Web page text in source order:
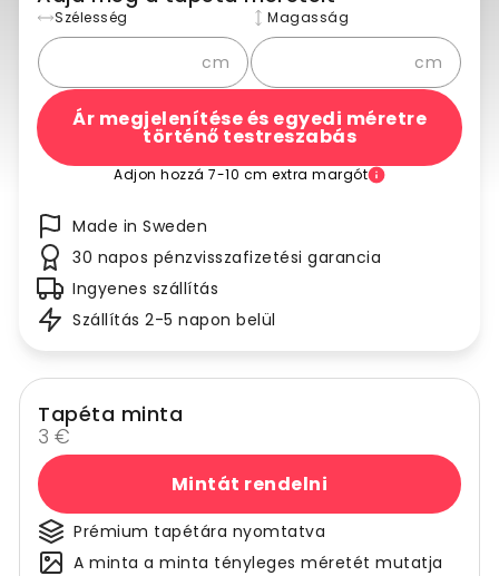
Szélesség
cm
Magasság
cm
Ár megjelenítése és egyedi méretre
történő testreszabás
Adjon hozzá 7-10 cm extra margót
Made in Sweden
30 napos pénzvisszafizetési garancia
Ingyenes szállítás
Szállítás 2-5 napon belül
Tapéta minta
3 €
Mintát rendelni
Prémium tapétára nyomtatva
A minta a minta tényleges méretét mutatja